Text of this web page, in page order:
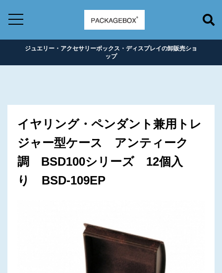
ジュエリー・アクセサリーボックス・ディスプレイの卸販売ショ
ップ
イヤリング・ペンダント兼用トレ
ジャー型ケース アンティーク
調 BSD100シリーズ 12個入
り BSD-109EP